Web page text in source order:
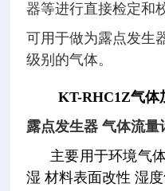
器等进行直接检定和
可用于做为露点发生
级别的气体。
KT-RHC1Z气体
露点发生器 气体流
主要用于环境气
湿 材料表面改性 湿